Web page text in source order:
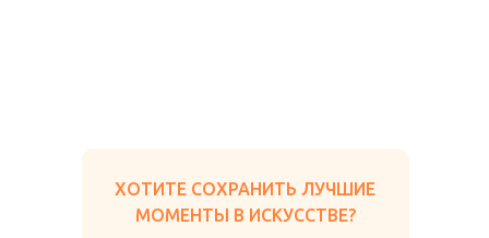
ХОТИТЕ СОХРАНИТЬ ЛУЧШИЕ
МОМЕНТЫ В ИСКУССТВЕ?